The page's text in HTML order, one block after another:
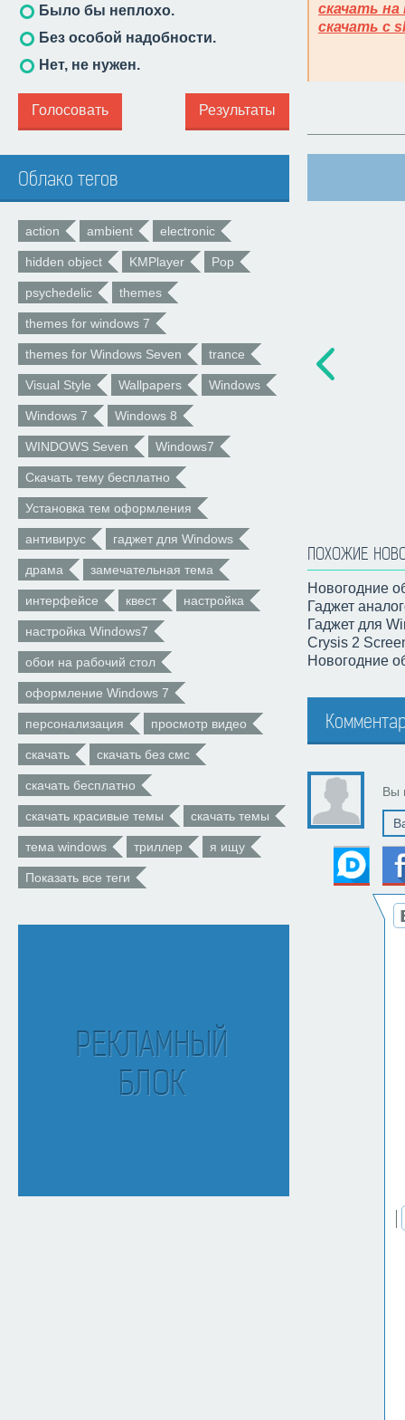
Было бы неплохо.
Без особой надобности.
Нет, не нужен.
Голосовать Результаты
Облако тегов
action ambient electronic
hidden object KMPlayer Pop
psychedelic themes
themes for windows 7
themes for Windows Seven trance
Visual Style Wallpapers Windows
Windows 7 Windows 8
WINDOWS Seven Windows7
Скачать тему бесплатно
Установка тем оформления
антивирус гаджет для Windows
драма замечательная тема
интерфейсе квест настройка
настройка Windows7
обои на рабочий стол
оформление Windows 7
персонализация просмотр видео
скачать скачать без смс
скачать бесплатно
скачать красивые темы скачать темы
тема windows триллер я ищу
Показать все теги
скачать
скачать с
ПОХОЖИЕ
Новогодние
Гаджет
Гаджет для
Crysis 2
Новогодние
Вы